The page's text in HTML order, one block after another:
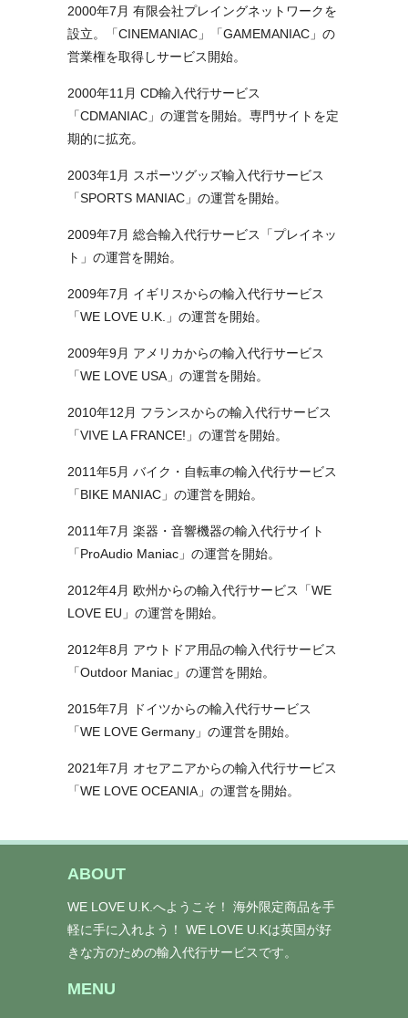
2000年7月 有限会社プレイングネットワークを
設立。「CINEMANIAC」「GAMEMANIAC」の
営業権を取得しサービス開始。
2000年11月 CD輸入代行サービス
「CDMANIAC」の運営を開始。専門サイトを定
期的に拡充。
2003年1月 スポーツグッズ輸入代行サービス
「SPORTS MANIAC」の運営を開始。
2009年7月 総合輸入代行サービス「プレイネッ
ト」の運営を開始。
2009年7月 イギリスからの輸入代行サービス
「WE LOVE U.K.」の運営を開始。
2009年9月 アメリカからの輸入代行サービス
「WE LOVE USA」の運営を開始。
2010年12月 フランスからの輸入代行サービス
「VIVE LA FRANCE!」の運営を開始。
2011年5月 バイク・自転車の輸入代行サービス
「BIKE MANIAC」の運営を開始。
2011年7月 楽器・音響機器の輸入代行サイト
「ProAudio Maniac」の運営を開始。
2012年4月 欧州からの輸入代行サービス「WE
LOVE EU」の運営を開始。
2012年8月 アウトドア用品の輸入代行サービス
「Outdoor Maniac」の運営を開始。
2015年7月 ドイツからの輸入代行サービス
「WE LOVE Germany」の運営を開始。
2021年7月 オセアニアからの輸入代行サービス
「WE LOVE OCEANIA」の運営を開始。
ABOUT
WE LOVE U.K.へようこそ！ 海外限定商品を手
軽に手に入れよう！ WE LOVE U.Kは英国が好
きな方のための輸入代行サービスです。
MENU